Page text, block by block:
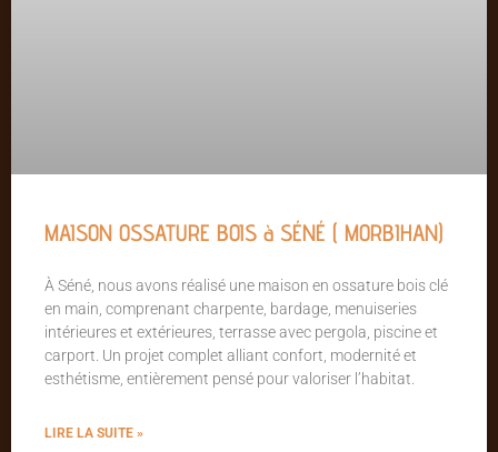
MAISON OSSATURE BOIS à SÉNÉ ( MORBIHAN)
À Séné, nous avons réalisé une maison en ossature bois clé
en main, comprenant charpente, bardage, menuiseries
intérieures et extérieures, terrasse avec pergola, piscine et
carport. Un projet complet alliant confort, modernité et
esthétisme, entièrement pensé pour valoriser l’habitat.
LIRE LA SUITE »